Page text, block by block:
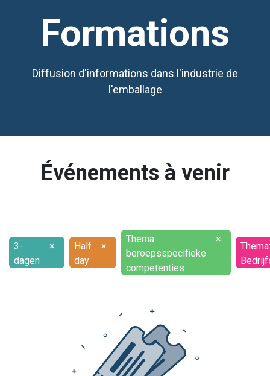
Formations
Diffusion d'informations dans l'industrie de
l'emballage
Événements à venir
3-
dagen
×
Half
day
×
Thema:
beroepsspecifieke
competenties
×
Thema: